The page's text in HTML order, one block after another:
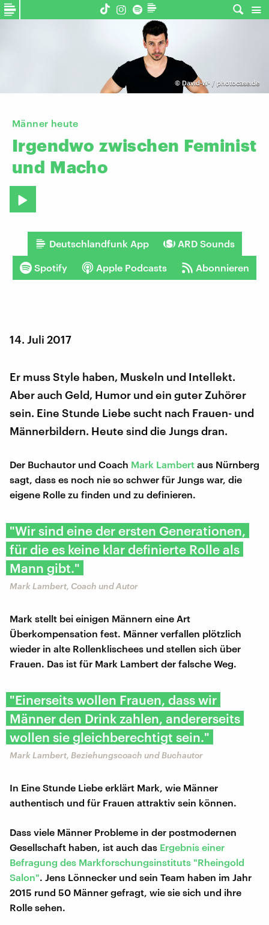
© David-W- / photocase.de
Männer heute
Irgendwo zwischen Feminist
und Macho
Deutschlandfunk App ARD Sounds
Spotify Apple Podcasts Abonnieren
14. Juli 2017
Er muss Style haben, Muskeln und Intellekt.
Aber auch Geld, Humor und ein guter Zuhörer
sein. Eine Stunde Liebe sucht nach Frauen- und
Männerbildern. Heute sind die Jungs dran.
Der Buchautor und Coach Mark Lambert aus Nürnberg
sagt, dass es noch nie so schwer für Jungs war, die
eigene Rolle zu finden und zu definieren.
"Wir sind eine der ersten Generationen,
für die es keine klar definierte Rolle als
Mann gibt."
Mark Lambert, Coach und Autor
Mark stellt bei einigen Männern eine Art
Überkompensation fest. Männer verfallen plötzlich
wieder in alte Rollenklischees und stellen sich über
Frauen. Das ist für Mark Lambert der falsche Weg.
"Einerseits wollen Frauen, dass wir
Männer den Drink zahlen, andererseits
wollen sie gleichberechtigt sein."
Mark Lambert, Beziehungscoach und Buchautor
In Eine Stunde Liebe erklärt Mark, wie Männer
authentisch und für Frauen attraktiv sein können.
Dass viele Männer Probleme in der postmodernen
Gesellschaft haben, ist auch das Ergebnis einer
Befragung des Markforschungsinstituts "Rheingold
Salon". Jens Lönnecker und sein Team haben im Jahr
2015 rund 50 Männer gefragt, wie sie sich und ihre
Rolle sehen.